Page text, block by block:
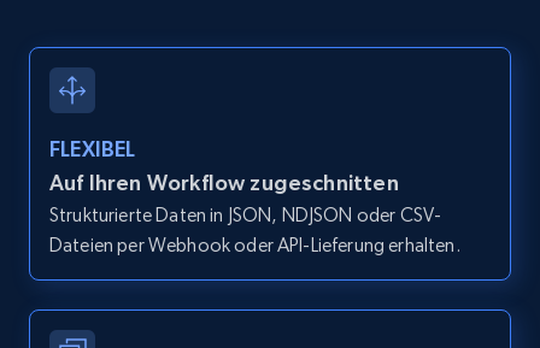
and more.
12K+
Zillow properties listing information -
Search by parameters on zillow and use the
Zpid, City, State, HomeStatus, Address,
FLEXIBEL
Auf Ihren Workflow zugeschnitten
Strukturierte Daten in JSON, NDJSON oder CSV-
Dateien per Webhook oder API-Lieferung erhalten.